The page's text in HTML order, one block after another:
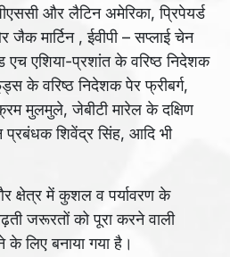
और लैटिन अमेरिका, प्रिपेयर्ड
मार्टिन , ईवीपी – सप्लाई चेन
एशिया-प्रशांत के वरिष्ठ निदेशक
के वरिष्ठ निदेशक पेर फ्रीबर्ग,
मुलमुले, जेबीटी मारेल के दक्षिण
प्रबंधक शिवेंद्र सिंह, आदि भी
क्षेत्र में कुशल व पर्यावरण के
जरूरतों को पूरा करने वाली
लिए बनाया गया है।